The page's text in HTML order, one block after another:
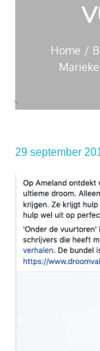
Home
29 september